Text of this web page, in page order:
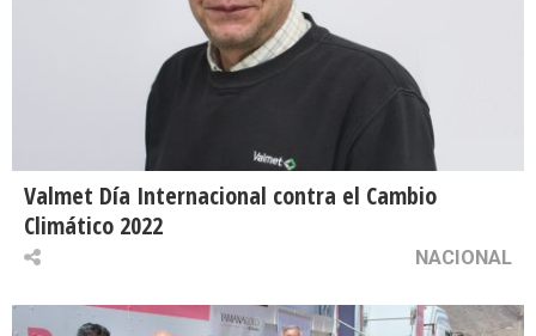
Valmet Día Internacional contra el Cambio
Climático 2022
NACIONAL